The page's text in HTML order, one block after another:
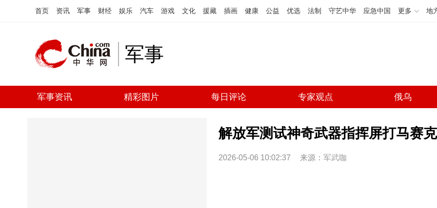
首页 资讯 军事 财经 娱乐 汽车 游戏 文化 援藏 插画 健康 公益 优选 法制 守艺中华 应急中国 更多 地
军事
军事资讯 精彩图片 每日评论 专家观点 俄乌
解放军测试神奇武器指挥屏打马赛
2026-05-06 10:02:37 来源： 军武咖